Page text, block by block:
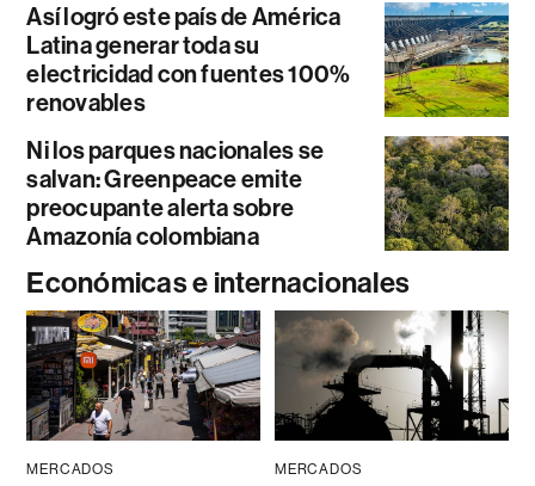
Así logró este país de América
Latina generar toda su
electricidad con fuentes 100%
renovables
Ni los parques nacionales se
salvan: Greenpeace emite
preocupante alerta sobre
Amazonía colombiana
Económicas e internacionales
MERCADOS MERCADOS